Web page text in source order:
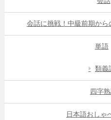
会話に挑戦！中級前期から
単語
類義
四字
日本語おしゃ